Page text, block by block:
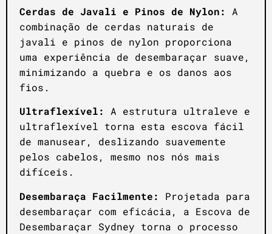
Cerdas de Javali e Pinos de Nylon:
A
combinação de cerdas naturais de
javali e pinos de nylon proporciona
uma experiência de desembaraçar suave,
minimizando a quebra e os danos aos
fios.
Ultraflexível:
A estrutura ultraleve e
ultraflexível torna esta escova fácil
de manusear, deslizando suavemente
pelos cabelos, mesmo nos nós mais
difíceis.
Desembaraça Facilmente:
Projetada para
desembaraçar com eficácia, a Escova de
Desembaraçar Sydney torna o processo